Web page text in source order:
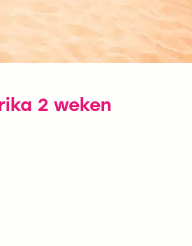
2 weken